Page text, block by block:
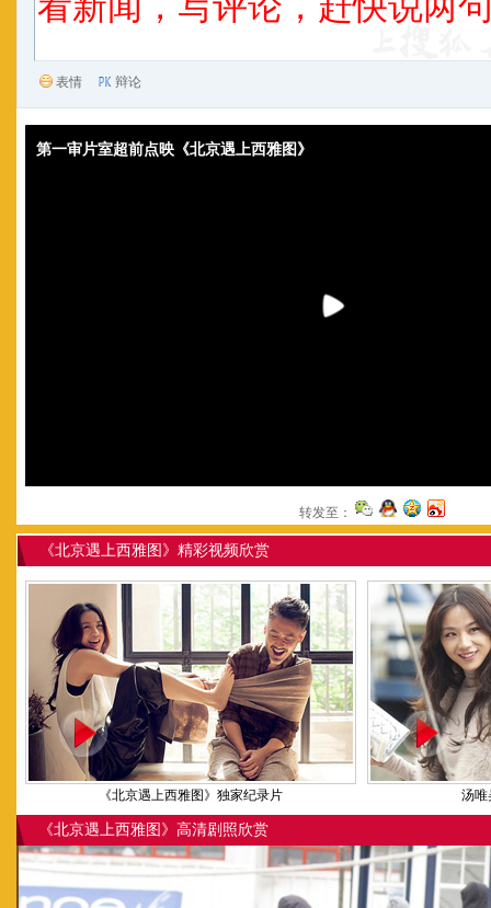
表情 辩论
第一审片室超前点映《北京遇上西雅图》
转发至：
《北京遇上西雅图》精彩视频欣赏
《北京遇上西雅图》独家纪录片 汤唯
《北京遇上西雅图》高清剧照欣赏